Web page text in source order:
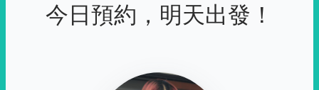
今日預約，明天出發！